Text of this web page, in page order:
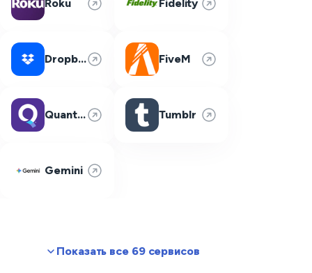
Roku Fidelity
Dropbox FiveM
Quantum Fiber Tumblr
Gemini
Показать все 69 сервисов